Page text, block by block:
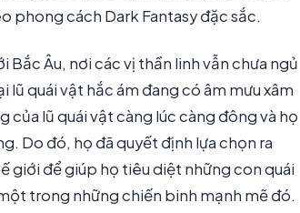
phong cách Dark Fantasy đặc sắc.
Âu, nơi các vị thần linh vẫn chưa ngủ
lũ quái vật hắc ám đang có âm mưu xâm
của lũ quái vật càng lúc càng đông và họ
Do đó, họ đã quyết định lựa chọn ra
giới để giúp họ tiêu diệt những con quái
trong những chiến binh mạnh mẽ đó.